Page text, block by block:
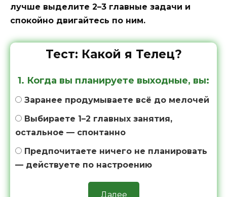
лучше выделите 2–3 главные задачи и
спокойно двигайтесь по ним.
Тест: Какой я Телец?
1. Когда вы планируете выходные, вы:
Заранее продумываете всё до мелочей
Выбираете 1–2 главных занятия,
остальное — спонтанно
Предпочитаете ничего не планировать
— действуете по настроению
Далее